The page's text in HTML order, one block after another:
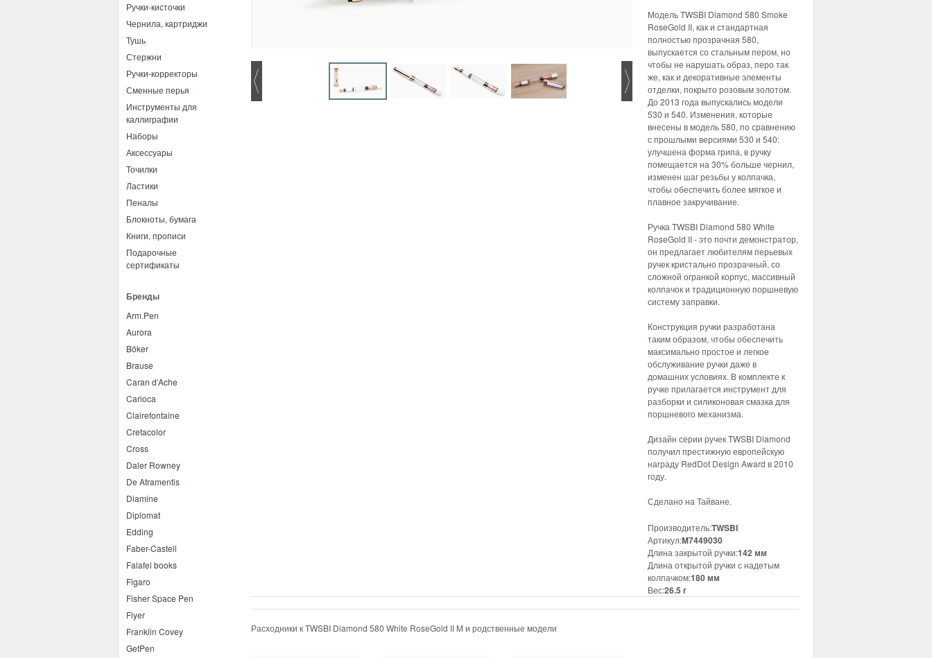
Ручки-кисточки
Чернила, картриджи
Тушь
Стержни
Ручки-корректоры
Сменные перья
Инструменты для
каллиграфии
Наборы
Аксессуары
Точилки
Ластики
Пеналы
Блокноты, бумага
Книги, прописи
Подарочные
сертификаты
Бренды
Arm.Pen
Aurora
Böker
Brause
Caran d’Ache
Carioca
Clairefontaine
Cretacolor
Cross
Daler Rowney
De Atramentis
Diamine
Diplomat
Edding
Faber-Castell
Falafel books
Figaro
Fisher Space Pen
Flyer
Franklin Covey
GetPen
Модель TWSBI Diamond 580 Smoke
RoseGold II, как и стандартная
полностью прозрачная 580,
выпускается со стальным пером, но
чтобы не нарушать образ, перо так
же, как и декоративные элементы
отделки, покрыто розовым золотом.
До 2013 года выпускались модели
530 и 540. Изменения, которые
внесены в модель 580, по сравнению
с прошлыми версиями 530 и 540:
улучшена форма грипа, в ручку
помещается на 30% больше чернил,
изменен шаг резьбы у колпачка,
чтобы обеспечить более мягкое и
плавное закручивание.
Ручка TWSBI Diamond 580 White
RoseGold II - это почти демонстратор,
он предлагает любителям перьевых
ручек кристально прозрачный, со
сложной огранкой корпус, массивный
колпачок и традиционную поршневую
систему заправки.
Конструкция ручки разработана
таким образом, чтобы обеспечить
максимально простое и легкое
обслуживание ручки даже в
домашних условиях. В комплекте к
ручке прилагается инструмент для
разборки и силиконовая смазка для
поршневого механизма.
Дизайн серии ручек TWSBI Diamond
получил престижную европейскую
награду RedDot Design Award в 2010
году.
Сделано на Тайване.
Производитель:TWSBI
Артикул:M7449030
Длина закрытой ручки:142 мм
Длина открытой ручки с надетым
колпачком:180 мм
Вес:26.5 г
Расходники к TWSBI Diamond 580 White RoseGold II M и родственные модели